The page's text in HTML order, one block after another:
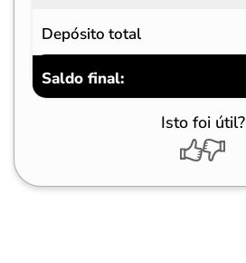
Depósito total
Saldo final:
Isto foi útil?